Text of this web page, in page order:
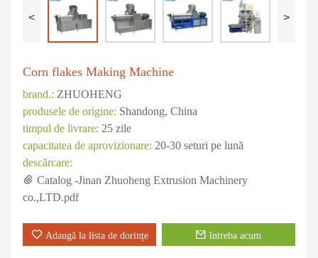
< >
Corn flakes Making Machine
brand.: ZHUOHENG
produsele de origine: Shandong, China
timpul de livrare: 25 zile
capacitatea de aprovizionare: 20-30 seturi pe lună
descărcare:
Catalog -Jinan Zhuoheng Extrusion Machinery
co.,LTD.pdf
Adaugă la lista de dorințe întreba acum